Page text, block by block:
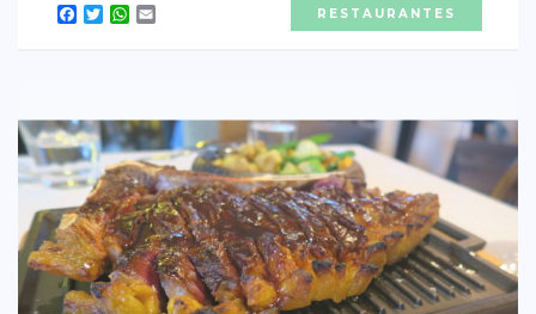
Facebook
Twitter
WhatsApp RESTAURANTES